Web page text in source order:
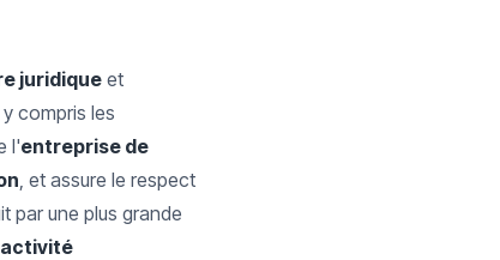
juridique et
compris les
l'entreprise de
, et assure le respect
par une plus grande
activité